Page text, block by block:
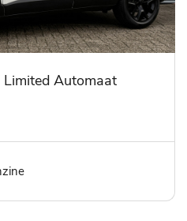
Limited Automaat